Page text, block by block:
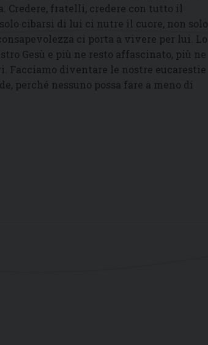
Credere, fratelli, credere con tutto il
cibarsi di lui ci nutre il cuore, non solo
ci porta a vivere per lui. Lo
Gesù e più ne resto affascinato, più ne
Facciamo diventare le nostre eucarestie
perché nessuno possa fare a meno di